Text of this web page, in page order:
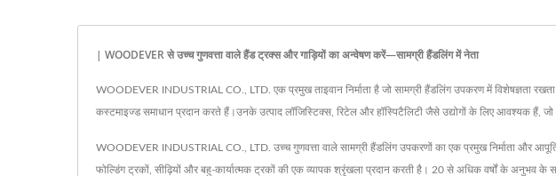
| WOODEVER से उच्च गुणवत्ता वाले हैंड ट्रक्स और गाड़ियों का अन्वेषण करें—सामग्री हैंडलिंग में नेता
WOODEVER INDUSTRIAL CO., LTD. एक प्रमुख ताइवान निर्माता है जो सामग्री हैंडलिंग उपकरण में
कस्टमाइज्ड समाधान प्रदान करते हैं।उनके उत्पाद लॉजिस्टिक्स, रिटेल और हॉस्पिटैलिटी जैसे उद्योगों के लिए आवश्यक हैं,
WOODEVER INDUSTRIAL CO., LTD. उच्च गुणवत्ता वाले सामग्री हैंडलिंग उपकरणों का एक प्रमुख निर्माता और
फोल्डिंग ट्रकों, सीढ़ियों और बहु-कार्यात्मक ट्रकों की एक व्यापक श्रृंखला प्रदान करती है। 20 से अधिक वर्षों के अनुभव के